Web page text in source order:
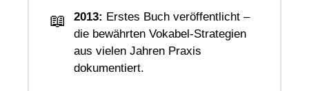
📖 2013: Erstes Buch veröffentlicht –
die bewährten Vokabel-Strategien
aus vielen Jahren Praxis
dokumentiert.